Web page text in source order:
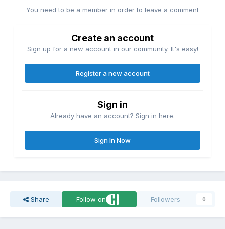
You need to be a member in order to leave a comment
Create an account
Sign up for a new account in our community. It's easy!
Register a new account
Sign in
Already have an account? Sign in here.
Sign In Now
Share Follow on Followers 0